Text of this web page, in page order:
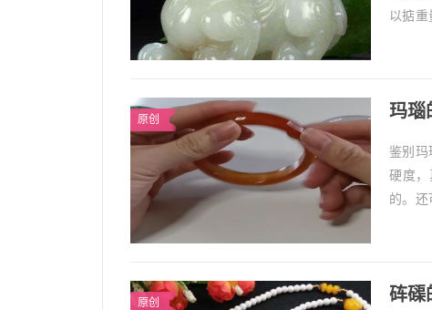
以掂
原创 玛瑙
鉴别玛
硬度
的。还
原创 砗磲